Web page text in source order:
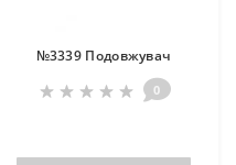
№3339 Подовжувач
0